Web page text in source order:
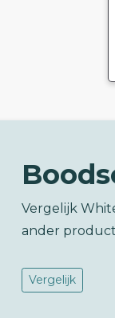
Vergelijk
ander
Vergelijk